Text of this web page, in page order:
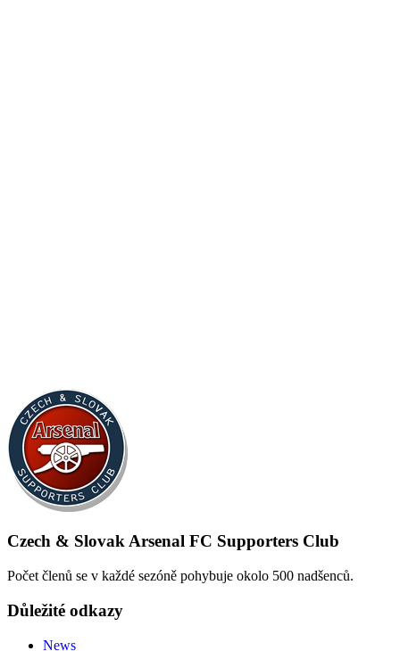
Czech & Slovak Arsenal FC Supporters Club
Počet členů se v každé sezóně pohybuje okolo 500 nadšenců.
Důležité odkazy
News